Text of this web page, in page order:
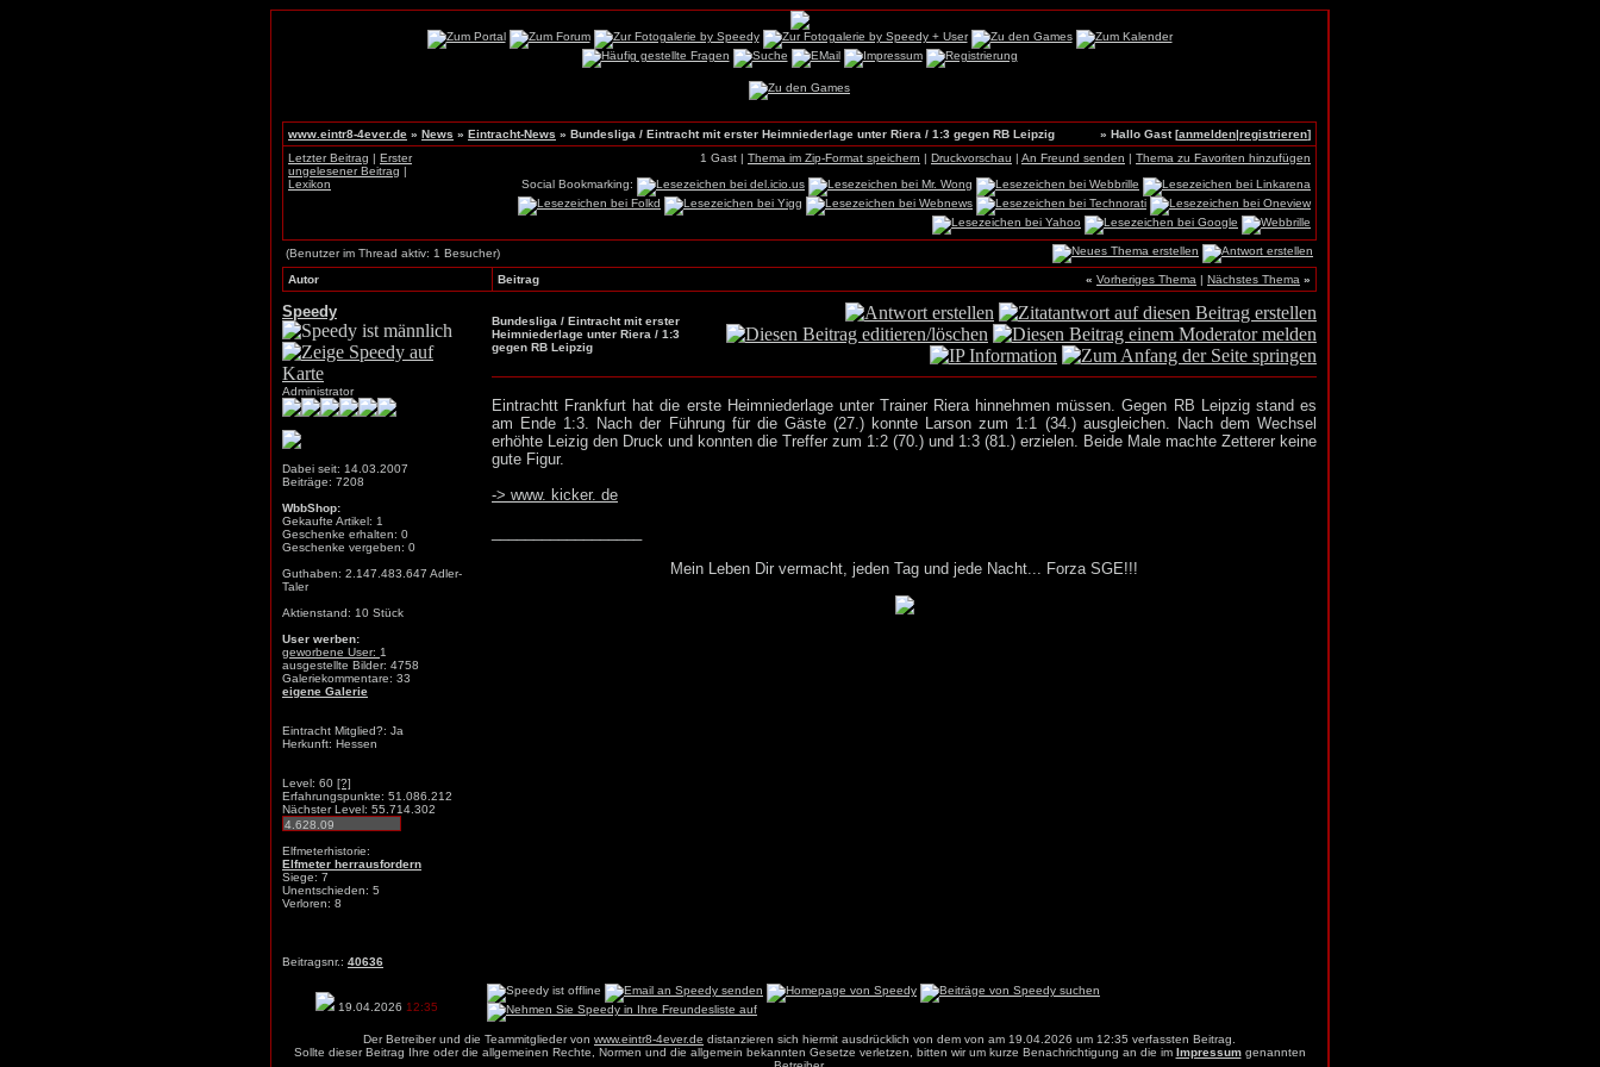
www.eintr8-4ever.de » News » Eintracht-News » Bundesliga / Eintracht mit erster Heimniederlage unter Riera / 1:3 gegen RB Leipzig » Hallo Gast [anmelden|registrieren]
Letzter Beitrag | Erster
ungelesener Beitrag |
Lexikon
1 Gast | Thema im Zip-Format speichern | Druckvorschau | An Freund senden | Thema zu Favoriten hinzufügen
Social Bookmarking:
(Benutzer im Thread aktiv: 1 Besucher)
Autor
Beitrag « Vorheriges Thema | Nächstes Thema »
Speedy
Administrator
Dabei seit: 14.03.2007
Beiträge: 7208
WbbShop:
Gekaufte Artikel: 1
Geschenke erhalten: 0
Geschenke vergeben: 0
Guthaben: 2.147.483.647 Adler-
Taler
Aktienstand: 10 Stück
User werben:
geworbene User: 1
ausgestellte Bilder: 4758
Galeriekommentare: 33
eigene Galerie
Eintracht Mitglied?: Ja
Herkunft: Hessen
Level: 60 [?]
Erfahrungspunkte: 51.086.212
Nächster Level: 55.714.302
Elfmeterhistorie:
Elfmeter herrausfordern
Siege: 7
Unentschieden: 5
Verloren: 8
Beitragsnr.: 40636
Bundesliga / Eintracht mit erster
Heimniederlage unter Riera / 1:3
gegen RB Leipzig
Eintrachtt Frankfurt hat die erste Heimniederlage unter Trainer Riera hinnehmen müssen. Gegen RB Leipzig stand es
am Ende 1:3. Nach der Führung für die Gäste (27.) konnte Larson zum 1:1 (34.) ausgleichen. Nach dem Wechsel
erhöhte Leizig den Druck und konnten die Treffer zum 1:2 (70.) und 1:3 (81.) erzielen. Beide Male machte Zetterer keine
gute Figur.
-> www. kicker. de
Mein Leben Dir vermacht, jeden Tag und jede Nacht... Forza SGE!!!
19.04.2026 12:35
Der Betreiber und die Teammitglieder von www.eintr8-4ever.de distanzieren sich hiermit ausdrücklich von dem von am 19.04.2026 um 12:35 verfassten Beitrag.
Sollte dieser Beitrag Ihre oder die allgemeinen Rechte, Normen und die allgemein bekannten Gesetze verletzen, bitten wir um kurze Benachrichtigung an die im Impressumgenannten